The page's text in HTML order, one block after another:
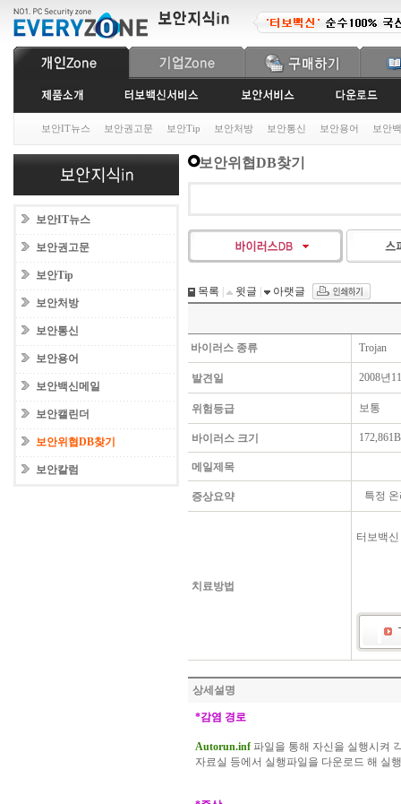
보안IT뉴스 보안권고문 보안Tip 보안처방 보안통신 보안용어 보안
보안IT뉴스
보안권고문
보안Tip
보안처방
보안통신
보안용어
보안백신메일
보안캘린더
보안위협DB찾기
보안칼럼
보안위협DB찾기
목록 윗글 아랫글
바이러스 종류 Trojan
발견일 2008년
위험등급 보통
바이러스 크기
메일제목
증상요약 특정
치료방법
터보백
상세설명
*감염 경로
Autorun.inf 파일을 통해 자신을 실행시켜
자료실 등에서 실행파일을 다운로드 해 실